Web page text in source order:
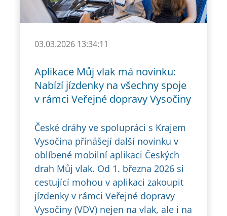
03.03.2026 13:34:11
Aplikace Můj vlak má novinku:
Nabízí jízdenky na všechny spoje
v rámci Veřejné dopravy Vysočiny
České dráhy ve spolupráci s Krajem
Vysočina přinášejí další novinku v
oblíbené mobilní aplikaci Českých
drah Můj vlak. Od 1. března 2026 si
cestující mohou v aplikaci zakoupit
jízdenky v rámci Veřejné dopravy
Vysočiny (VDV) nejen na vlak, ale i na